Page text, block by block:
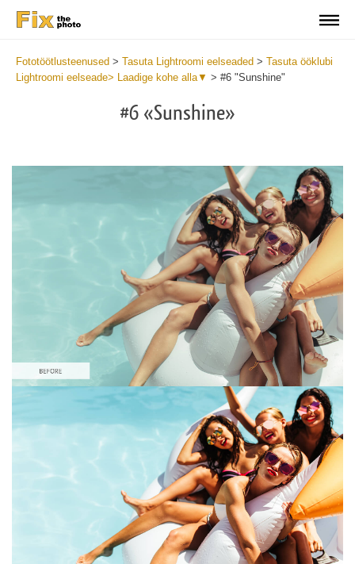
Fototöötlusteenused > Tasuta Lightroomi eelseaded > Tasuta ööklubi
Lightroomi eelseade> Laadige kohe alla▼ > #6 "Sunshine"
#6 «Sunshine»
Please select
Free Nightclub Lightroom Preset #6
Wedding Classic
(30 Lr Presets)
Wedding Collection
(400 Lr Presets)